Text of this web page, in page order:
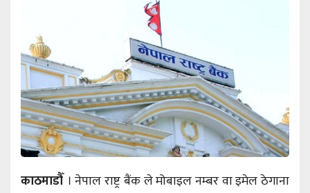
काठमाडौँ। नेपाल राष्ट्र बैंक ले मोबाइल नम्बर वा इमेल ठेगाना